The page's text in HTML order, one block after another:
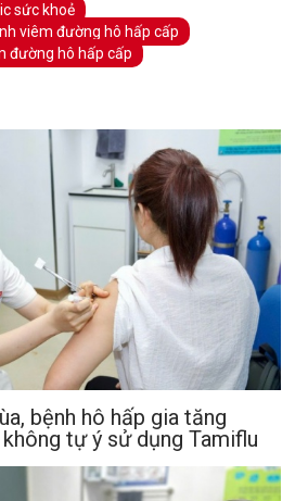
sức khoẻ
viêm đường hô hấp cấp
đường hô hấp cấp
bệnh hô hấp gia tăng
tự ý sử dụng Tamiflu